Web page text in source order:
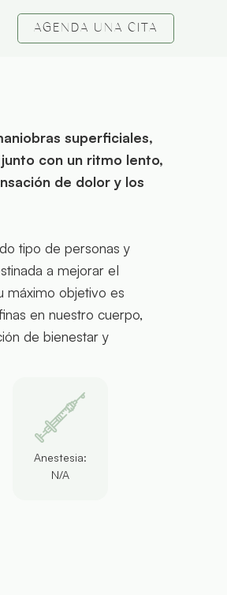
AGENDA UNA CITA
superficiales,
con un ritmo lento,
de dolor y los
tipo de personas y
a mejorar el
máximo objetivo es
en nuestro cuerpo,
de bienestar y
Anestesia:
N/A